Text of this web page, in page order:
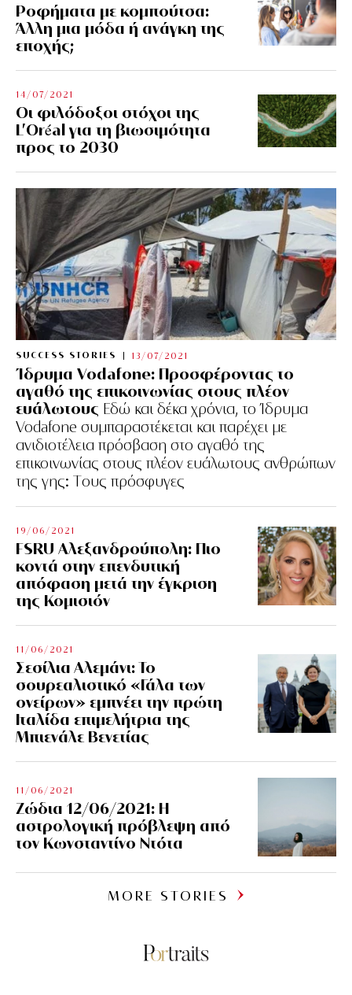
Ροφήματα με κομπούτσα:
Άλλη μια μόδα ή ανάγκη της
εποχής;
14/07/2021
Οι φιλόδοξοι στόχοι της
L’Oréal για τη βιωσιμότητα
προς το 2030
SUCCESS STORIES 13/07/2021
Ίδρυμα Vodafone: Προσφέροντας το
αγαθό της επικοινωνίας στους πλέον
ευάλωτους Εδώ και δέκα χρόνια, το Ίδρυμα
Vodafone συμπαραστέκεται και παρέχει με
ανιδιοτέλεια πρόσβαση στο αγαθό της
επικοινωνίας στους πλέον ευάλωτους ανθρώπων
της γης: Tους πρόσφυγες
19/06/2021
FSRU Αλεξανδρούπολη: Πιο
κοντά στην επενδυτική
απόφαση μετά την έγκριση
της Κομισιόν
11/06/2021
Σεσίλια Αλεμάνι: Το
σουρεαλιστικό «Γάλα των
ονείρων» εμπνέει την πρώτη
Ιταλίδα επιμελήτρια της
Μπιενάλε Βενετίας
11/06/2021
Ζώδια 12/06/2021: Η
αστρολογική πρόβλεψη από
τον Κωνσταντίνο Ντότα
MORE STORIES